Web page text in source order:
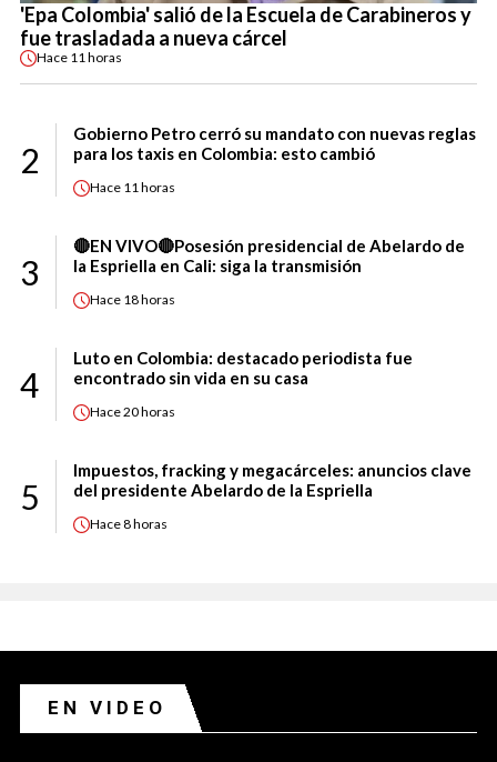
'Epa Colombia' salió de la Escuela de Carabineros y
fue trasladada a nueva cárcel
Hace 11 horas
2
Gobierno Petro cerró su mandato con nuevas reglas
para los taxis en Colombia: esto cambió
Hace 11 horas
3
🔴EN VIVO🔴Posesión presidencial de Abelardo de
la Espriella en Cali: siga la transmisión
Hace 18 horas
4
Luto en Colombia: destacado periodista fue
encontrado sin vida en su casa
Hace20 horas
5
Impuestos, fracking y megacárceles: anuncios clave
del presidente Abelardo de la Espriella
Hace8 horas
EN VIDEO